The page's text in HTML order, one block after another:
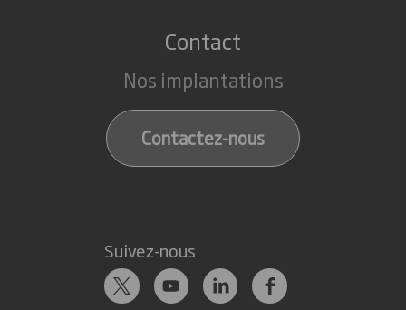
Contact
Nos implantations
Contactez-nous
Suivez-nous